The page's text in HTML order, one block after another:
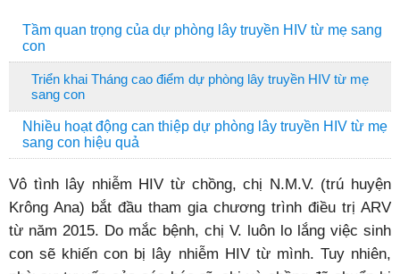
Tầm quan trọng của dự phòng lây truyền HIV từ mẹ sang
con
Triển khai Tháng cao điểm dự phòng lây truyền HIV từ mẹ
sang con
Nhiều hoạt động can thiệp dự phòng lây truyền HIV từ mẹ
sang con hiệu quả
Vô tình lây nhiễm HIV từ chồng, chị N.M.V. (trú huyện
Krông Ana) bắt đầu tham gia chương trình điều trị ARV
từ năm 2015. Do mắc bệnh, chị V. luôn lo lắng việc sinh
con sẽ khiến con bị lây nhiễm HIV từ mình. Tuy nhiên,